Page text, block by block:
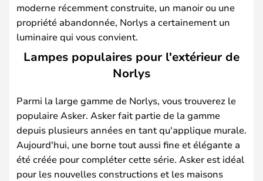
moderne récemment construite, un manoir ou une
propriété abandonnée, Norlys a certainement un
luminaire qui vous convient.
Lampes populaires pour l'extérieur de
Norlys
Parmi la large gamme de Norlys, vous trouverez le
populaire Asker. Asker fait partie de la gamme
depuis plusieurs années en tant qu'applique murale.
Aujourd'hui, une borne tout aussi fine et élégante a
été créée pour compléter cette série. Asker est idéal
pour les nouvelles constructions et les maisons